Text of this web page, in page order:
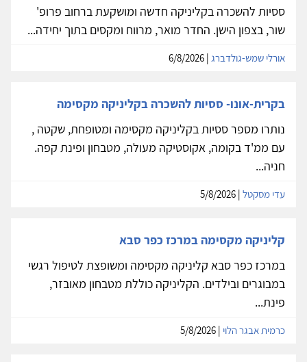
ססיות להשכרה בקליניקה חדשה ומושקעת ברחוב פרופ'
שור, בצפון הישן. החדר מואר, מרווח ומקסים בתוך יחידה...
אורלי שמש-גולדברג
בקרית-אונו- ססיות להשכרה בקליניקה מקסימה
נותרו מספר ססיות בקליניקה מקסימה ומטופחת, שקטה ,
עם ממ'ד בקומה, אקוסטיקה מעולה, מטבחון ופינת קפה.
חניה...
עדי מסקטל
קליניקה מקסימה במרכז כפר סבא
במרכז כפר סבא קליניקה מקסימה ומשופצת לטיפול רגשי
במבוגרים ובילדים. הקליניקה כוללת מטבחון מאובזר,
פינת...
כרמית אבגר הלוי